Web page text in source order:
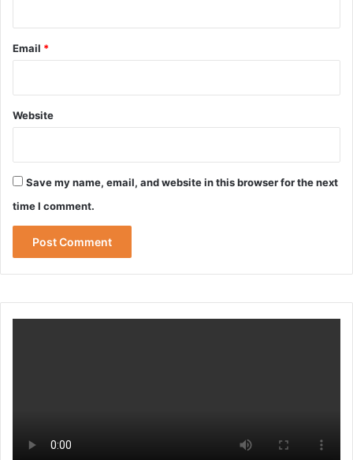
Email *
Website
Save my name, email, and website in this browser for the next
time I comment.